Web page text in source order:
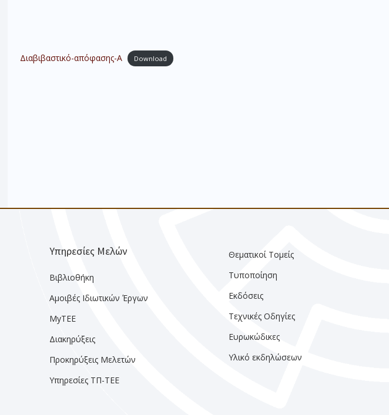
Διαβιβαστικό-απόφασης-Α Download
Υπηρεσίες Μελών
Βιβλιοθήκη
Αμοιβές Ιδιωτικών Έργων
MyTEE
Διακηρύξεις
Προκηρύξεις Μελετών
Υπηρεσίες ΤΠ-ΤΕΕ
Θεματικοί Τομείς
Τυποποίηση
Εκδόσεις
Τεχνικές Οδηγίες
Ευρωκώδικες
Υλικό εκδηλώσεων